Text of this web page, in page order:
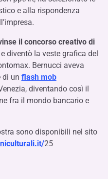
e alla rispondenza
il concorso creativo di
e diventò la veste grafica del
max. Bernucci aveva
di un flash mob
diventando così il
fra il mondo bancario e
sono disponibili nel sito
25